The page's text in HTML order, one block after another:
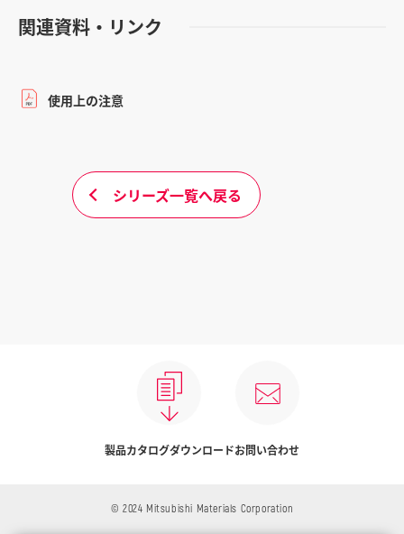
関連資料・リンク
使用上の注意
シリーズ一覧へ戻る
製品カタログダウンロードお問い合わせ
© 2024 Mitsubishi Materials Corporation